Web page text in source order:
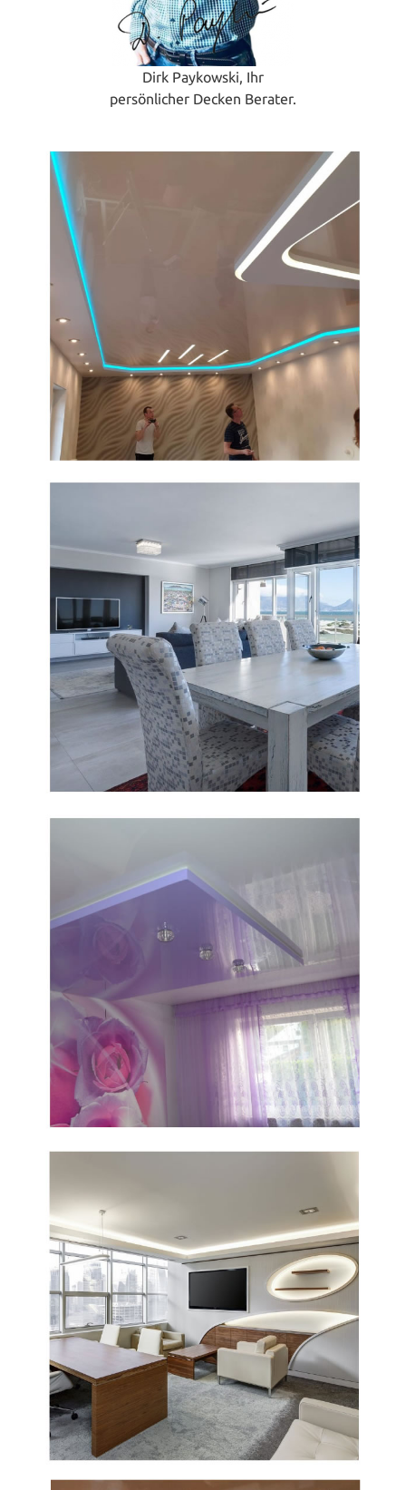
Dirk Paykowski, Ihr
persönlicher Decken Berater.